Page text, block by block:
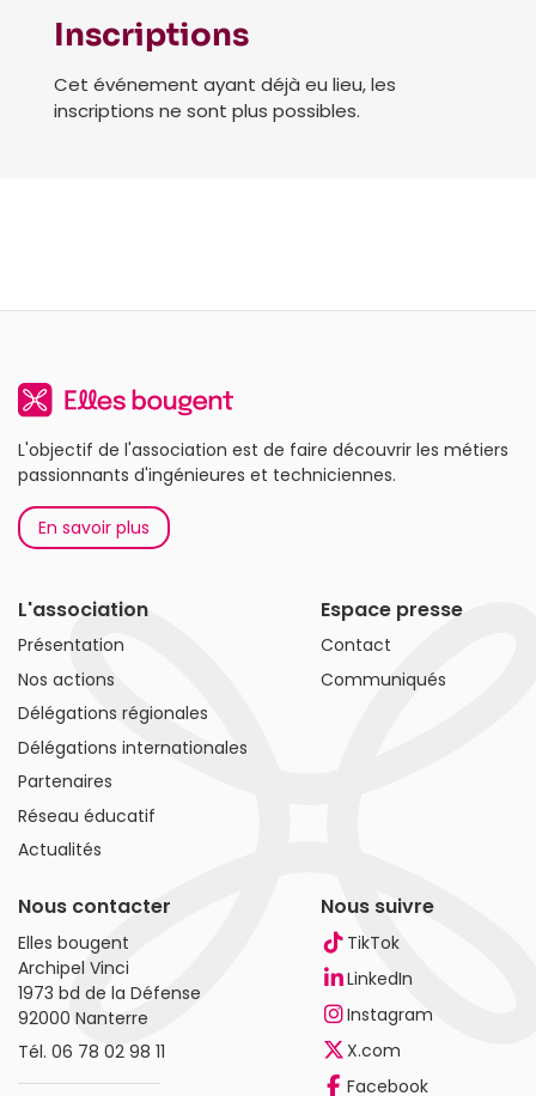
Inscriptions
Cet événement ayant déjà eu lieu, les
inscriptions ne sont plus possibles.
L'objectif de l'association est de faire découvrir les métiers
passionnants d'ingénieures et techniciennes.
En savoir plus
L'association
Présentation
Nos actions
Délégations régionales
Délégations internationales
Partenaires
Réseau éducatif
Actualités
Espace presse
Contact
Communiqués
Nous contacter
Elles bougent
Archipel Vinci
1973 bd de la Défense
92000 Nanterre
Tél. 06 78 02 98 11
Nous suivre
TikTok
LinkedIn
Instagram
X.com
Facebook